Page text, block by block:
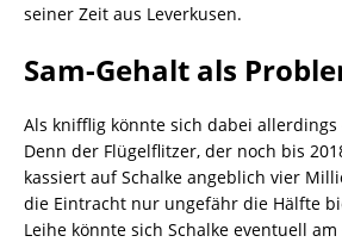
seiner Zeit aus Leverkusen.
Sam-Gehalt als
Als knifflig könnte sich dabei allerdings
Denn der Flügelflitzer, der noch bis
kassiert auf Schalke angeblich vier
die Eintracht nur ungefähr die Hälfte
Leihe könnte sich Schalke eventuell